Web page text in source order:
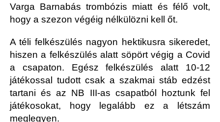
Varga Barnabás trombózis miatt és félő volt,
hogy a szezon végéig nélkülözni kell őt.
A téli felkészülés nagyon hektikusra sikeredet,
hiszen a felkészülés alatt söpört végig a Covid
a csapaton. Egész felkészülés alatt 10-12
játékossal tudott csak a szakmai stáb edzést
tartani és az NB III-as csapatból hoztunk fel
játékosokat, hogy legalább ez a létszám
meglegyen.